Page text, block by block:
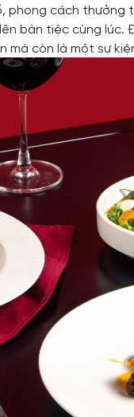
phong cách
bàn tiệc cùng
mà còn là một sự